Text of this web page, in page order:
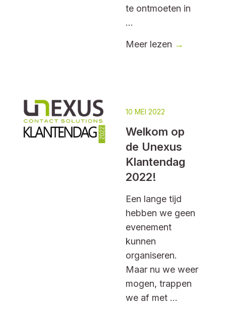
te ontmoeten in
...
Meer lezen →
10 MEI 2022
Welkom op
de Unexus
Klantendag
2022!
Een lange tijd
hebben we geen
evenement
kunnen
organiseren.
Maar nu we weer
mogen, trappen
we af met ...